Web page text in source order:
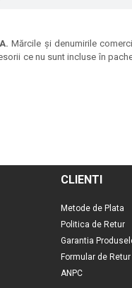
Mărcile şi denumirile
ce nu sunt incluse în
CLIENTI
Metode de Plata
Politica de Retur
Garantia
Formular de Retur
ANPC